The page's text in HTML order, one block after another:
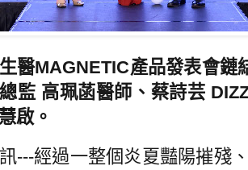
醫MAGNETIC產品發表會鏈
監 高珮菡醫師、蔡詩芸
啟。
---經過一整個炎夏豔陽摧殘